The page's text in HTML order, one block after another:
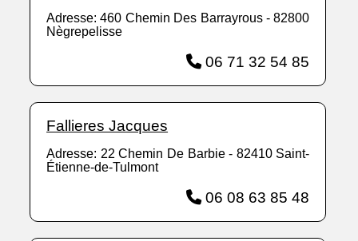
Adresse: 460 Chemin Des Barrayrous - 82800
Nègrepelisse
06 71 32 54 85
Fallieres Jacques
Adresse: 22 Chemin De Barbie - 82410 Saint-
Étienne-de-Tulmont
06 08 63 85 48